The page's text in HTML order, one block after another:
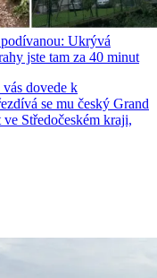
Ukrývá
jste tam za 40 minut
dovede k
se mu český Grand
Středočeském kraji,